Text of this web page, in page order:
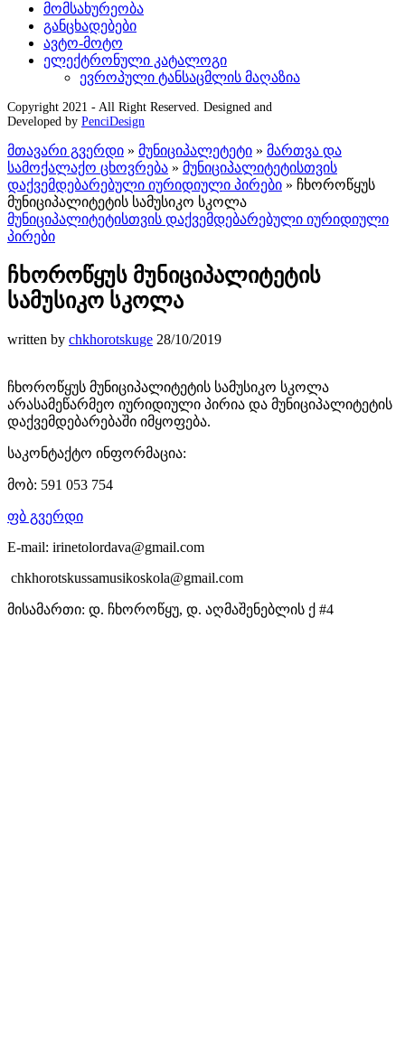
მომსახურეობა
განცხადებები
ავტო-მოტო
ელექტრონული კატალოგი
ევროპული ტანსაცმლის მაღაზია
Copyright 2021 - All Right Reserved. Designed and
Developed by PenciDesign
მთავარი გვერდი » მუნიციპალეტეტი » მართვა და
სამოქალაქო ცხოვრება » მუნიციპალიტეტისთვის
დაქვემდებარებული იურიდიული პირები » ჩხოროწყუს
მუნიციპალიტეტის სამუსიკო სკოლა
მუნიციპალიტეტისთვის დაქვემდებარებული იურიდიული
პირები
ჩხოროწყუს მუნიციპალიტეტის
სამუსიკო სკოლა
written by chkhorotskuge 28/10/2019
ჩხოროწყუს მუნიციპალიტეტის სამუსიკო სკოლა
არასამეწარმეო იურიდიული პირია და მუნიციპალიტეტის
დაქვემდებარებაში იმყოფება.
საკონტაქტო ინფორმაცია:
მობ: 591 053 754
ფბ გვერდი
E-mail: irinetolordava@gmail.com
chkhorotskussamusikoskola@gmail.com
მისამართი: დ. ჩხოროწყუ, დ. აღმაშენებლის ქ #4